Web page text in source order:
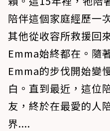
陪伴這個家庭經歷一
其他從收容所救援回
Emma始終都在。隨
Emma的步伐開始變
白。直到最近，這位
友，終於在最愛的人
界....